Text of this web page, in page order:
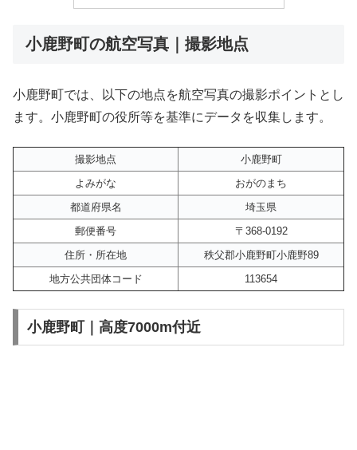
小鹿野町の航空写真｜撮影地点
小鹿野町では、以下の地点を航空写真の撮影ポイントとし
ます。小鹿野町の役所等を基準にデータを収集します。
撮影地点
小鹿野町
よみがな
おがのまち
都道府県名
埼玉県
郵便番号
〒368-0192
住所・所在地
秩父郡小鹿野町小鹿野89
地方公共団体コード
113654
小鹿野町｜高度7000m付近